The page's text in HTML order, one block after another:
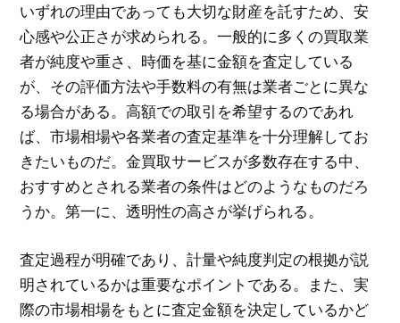
いずれの理由であっても大切な財産を託すため、安
心感や公正さが求められる。一般的に多くの買取業
者が純度や重さ、時価を基に金額を査定している
が、その評価方法や手数料の有無は業者ごとに異な
る場合がある。高額での取引を希望するのであれ
ば、市場相場や各業者の査定基準を十分理解してお
きたいものだ。金買取サービスが多数存在する中、
おすすめとされる業者の条件はどのようなものだろ
うか。第一に、透明性の高さが挙げられる。
査定過程が明確であり、計量や純度判定の根拠が説
明されているかは重要なポイントである。また、実
際の市場相場をもとに査定金額を決定しているかど